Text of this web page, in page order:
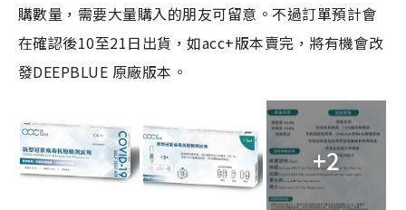
購數量，需要大量購入的朋友可留意。不過訂單預計會
在確認後10至21日出貨，如acc+版本賣完，將有機會改
發DEEPBLUE 原廠版本。
+2